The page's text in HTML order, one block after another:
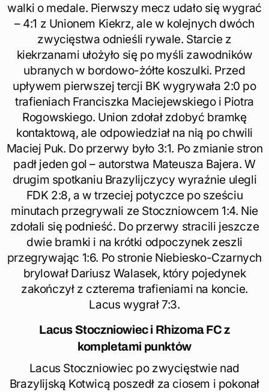
walki o medale. Pierwszy mecz udało się wygrać
– 4:1 z Unionem Kiekrz, ale w kolejnych dwóch
zwycięstwa odnieśli rywale. Starcie z
kiekrzanami ułożyło się po myśli zawodników
ubranych w bordowo-żółte koszulki. Przed
upływem pierwszej tercji BK wygrywała 2:0 po
trafieniach Franciszka Maciejewskiego i Piotra
Rogowskiego. Union zdołał zdobyć bramkę
kontaktową, ale odpowiedział na nią po chwili
Maciej Puk. Do przerwy było 3:1. Po zmianie stron
padł jeden gol – autorstwa Mateusza Bajera. W
drugim spotkaniu Brazylijczycy wyraźnie ulegli
FDK 2:8, a w trzeciej potyczce po sześciu
minutach przegrywali ze Stoczniowcem 1:4. Nie
zdołali się podnieść. Do przerwy stracili jeszcze
dwie bramki i na krótki odpoczynek zeszli
przegrywając 1:6. Po stronie Niebiesko-Czarnych
brylował Dariusz Walasek, który pojedynek
zakończył z czterema trafieniami na koncie.
Lacus wygrał 7:3.
Lacus Stoczniowiec i Rhizoma FC z
kompletami punktów
Lacus Stoczniowiec po zwycięstwie nad
Brazylijską Kotwicą poszedł za ciosem i pokonał